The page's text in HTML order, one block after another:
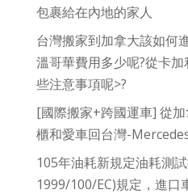
包裹給在內地的家人
台灣搬家到加拿大該如何
溫哥華費用多少呢?從卡
些注意事項呢>?
[國際搬家+跨國運車] 從
櫃和愛車回台灣-
105年油耗新規定油耗測
1999/100/EC)規定，進口